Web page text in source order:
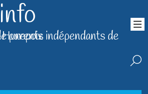
Marolles-en-Hurepoix